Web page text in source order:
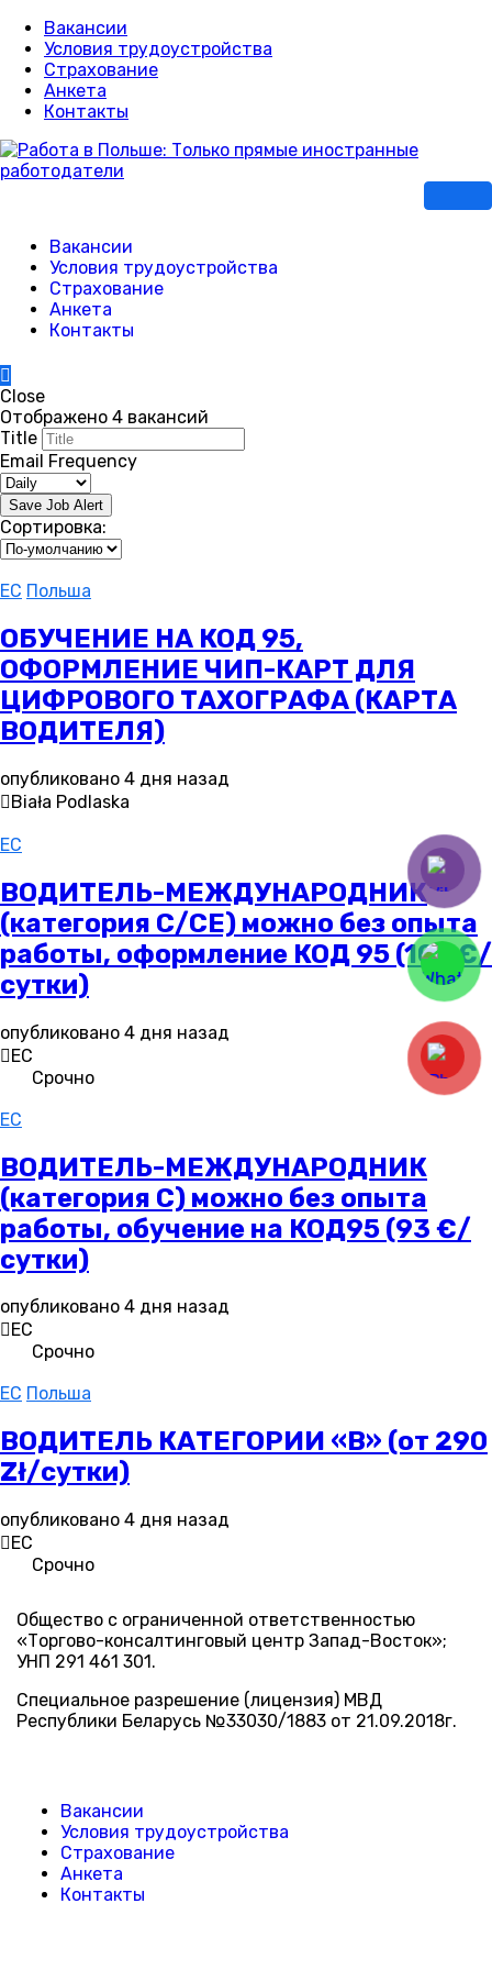
Вакансии
Условия трудоустройства
Страхование
Анкета
Контакты
Вакансии
Условия трудоустройства
Страхование
Анкета
Контакты
Close
Отображено 4 вакансий
Title
Email Frequency
Save Job Alert
Сортировка:
EC Польша
ОБУЧЕНИЕ НА КОД 95,
ОФОРМЛЕНИЕ ЧИП-КАРТ ДЛЯ
ЦИФРОВОГО ТАХОГРАФА (КАРТА
ВОДИТЕЛЯ)
опубликовано 4 дня назад
Biała Podlaska
EC
ВОДИТЕЛЬ-МЕЖДУНАРОДНИК
(категория С/СЕ) можно без опыта
работы, оформление КОД 95 (105 €/
сутки)
опубликовано 4 дня назад
ЕС
Срочно
EC
ВОДИТЕЛЬ-МЕЖДУНАРОДНИК
(категория С) можно без опыта
работы, обучение на КОД95 (93 €/
сутки)
опубликовано 4 дня назад
ЕС
Срочно
EC Польша
ВОДИТЕЛЬ КАТЕГОРИИ «В» (от 290
Zł/сутки)
опубликовано 4 дня назад
ЕС
Срочно
Общество с ограниченной ответственностью
«Торгово-консалтинговый центр Запад-Восток»;
УНП 291 461 301.
Специальное разрешение (лицензия) МВД
Республики Беларусь №33030/1883 от 21.09.2018г.
Вакансии
Условия трудоустройства
Страхование
Анкета
Контакты